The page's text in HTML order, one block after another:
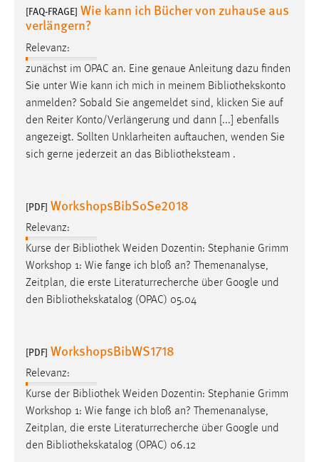
[FAQ-FRAGE] Wie kann ich Bücher von zuhause aus
verlängern?
Relevanz:
zunächst im OPAC an. Eine genaue Anleitung dazu finden
Sie unter Wie kann ich mich in meinem Bibliothekskonto
anmelden? Sobald Sie angemeldet sind, klicken Sie auf
den Reiter Konto/Verlängerung und dann [...] ebenfalls
angezeigt. Sollten Unklarheiten auftauchen, wenden Sie
sich gerne jederzeit an das Bibliotheksteam .
[PDF] WorkshopsBibSoSe2018
Relevanz:
Kurse der Bibliothek Weiden Dozentin: Stephanie Grimm
Workshop 1: Wie fange ich bloß an? Themenanalyse,
Zeitplan, die erste Literaturrecherche über Google und
den Bibliothekskatalog (OPAC) 05.04
[PDF] WorkshopsBibWS1718
Relevanz:
Kurse der Bibliothek Weiden Dozentin: Stephanie Grimm
Workshop 1: Wie fange ich bloß an? Themenanalyse,
Zeitplan, die erste Literaturrecherche über Google und
den Bibliothekskatalog (OPAC) 06.12